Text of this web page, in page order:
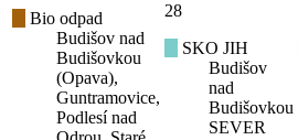
Bio odpad
Budišov nad
Budišovkou
(Opava),
Guntramovice,
Podlesí nad
28
SKO JIH
Budišov
nad
Budišovkou
SEVER